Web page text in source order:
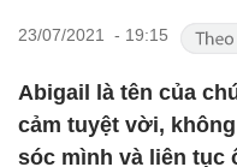
23/07/2021 - 19:15
Abigail là tên của
cảm tuyệt vời,
sóc mình và liên tục